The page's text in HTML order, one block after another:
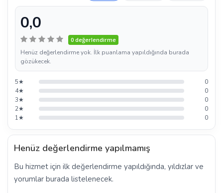
0,0
0 değerlendirme
Henüz değerlendirme yok. İlk puanlama yapıldığında burada
gözükecek.
5★
0
4★
0
3★
0
2★
0
1★
0
Henüz değerlendirme yapılmamış
Bu hizmet için ilk değerlendirme yapıldığında, yıldızlar ve
yorumlar burada listelenecek.